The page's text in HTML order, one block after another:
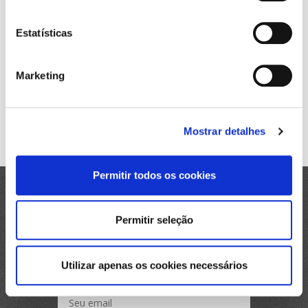
Estatísticas
Marketing
Mostrar detalhes
Permitir todos os cookies
Permitir seleção
Utilizar apenas os cookies necessários
recolhimento, à exceção do produtor ou
importador responsáveis pelo recolhimento do
tributo a uma alíquota maior, não é óbice para que
os contribuintes mantenham os créditos de todas
À luz do entendimento atual, o Ministro Kukina deu
Newsletter
Você sempre bem informado.